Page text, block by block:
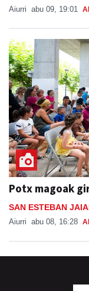
Aiurri abu 09, 19:01
Potx magoak
SAN ESTEBAN
Aiurri abu 08, 16:28